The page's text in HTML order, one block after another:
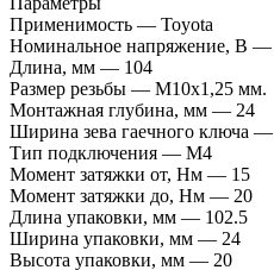
Применимость — Toyota
Номинальное напряжение, В —
Длина, мм — 104
Размер резьбы — М10x1,25 мм.
Монтажная глубина, мм — 24
Ширина зева гаечного ключа —
Тип подключения — M4
Момент затяжки от, Нм — 15
Момент затяжки до, Нм — 20
Длина упаковки, мм — 102.5
Ширина упаковки, мм — 24
Высота упаковки, мм — 20